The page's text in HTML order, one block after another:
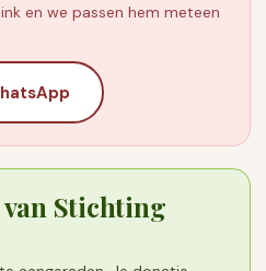
en we passen hem meteen
Stichting